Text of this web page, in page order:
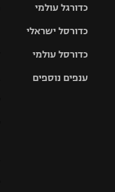
גביע הטוטו
כדורגל עולמי
האלופות
ליגה
כדורסל ישראלי
סל
כדורסל עולמי
ענפים נוספים